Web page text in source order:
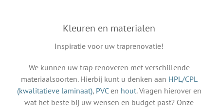
Kleuren en materialen
Inspiratie voor uw traprenovatie!
We kunnen uw trap renoveren met verschillende
materiaalsoorten. Hierbij kunt u denken aan HPL/CPL
(kwalitatieve laminaat), PVCen hout. Vragen hierover en
wat het beste bij uw wensen en budget past? Onze